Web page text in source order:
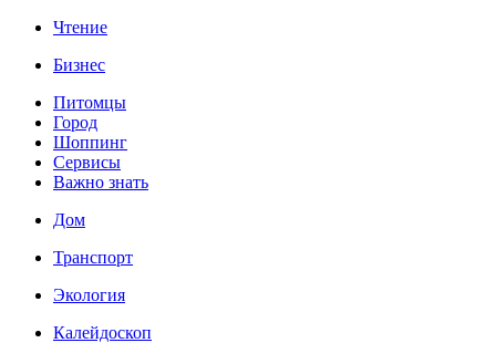
Чтение
Бизнес
Питомцы
Город
Шоппинг
Сервисы
Важно знать
Дом
Транспорт
Экология
Калейдоскоп